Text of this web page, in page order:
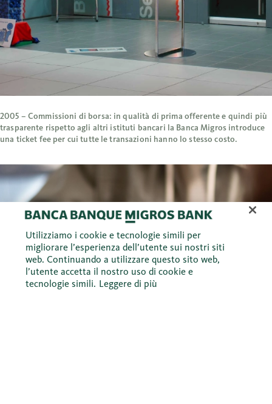
2005 – Commissioni di borsa: in qualità di prima offerente e quindi più
trasparente rispetto agli altri istituti bancari la Banca Migros introduce
una ticket fee per cui tutte le transazioni hanno lo stesso costo.
Utilizziamo i cookie e tecnologie simili per
migliorare l’esperienza dell’utente sui nostri siti
web. Continuando a utilizzare questo sito web,
l’utente accetta il nostro uso di cookie e
tecnologie simili. Leggere di più